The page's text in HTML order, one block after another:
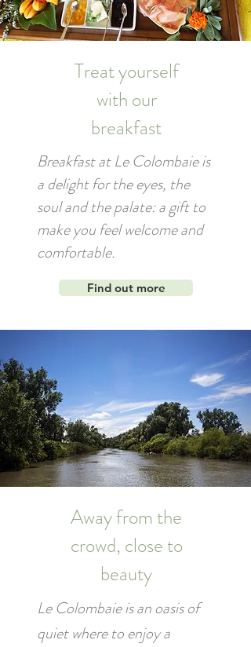
Treat yourself
with our
breakfast
Breakfast at Le Colombaie is
a delight for the eyes, the
soul and the palate: a gift to
make you feel welcome and
comfortable.
Find out more
Away from the
crowd, close to
beauty
Le Colombaie is an oasis of
quiet where to enjoy a